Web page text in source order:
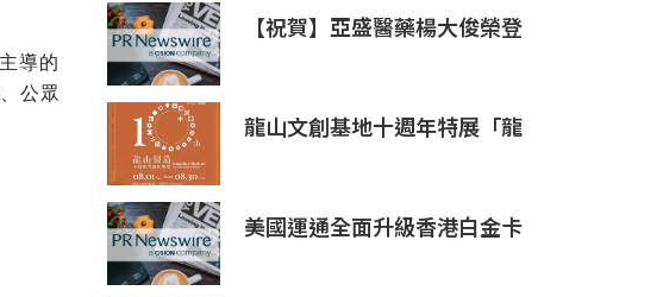
導的
公眾
港交易所上市
【祝賀】亞盛醫藥楊大俊榮登
龍山文創基地十週年特展「龍
美國運通全面升級香港白金卡